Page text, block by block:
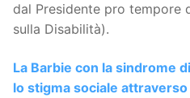
dal Presidente pro tempore
sulla Disabilità).
La Barbie con la sindrome
lo stigma sociale attraverso